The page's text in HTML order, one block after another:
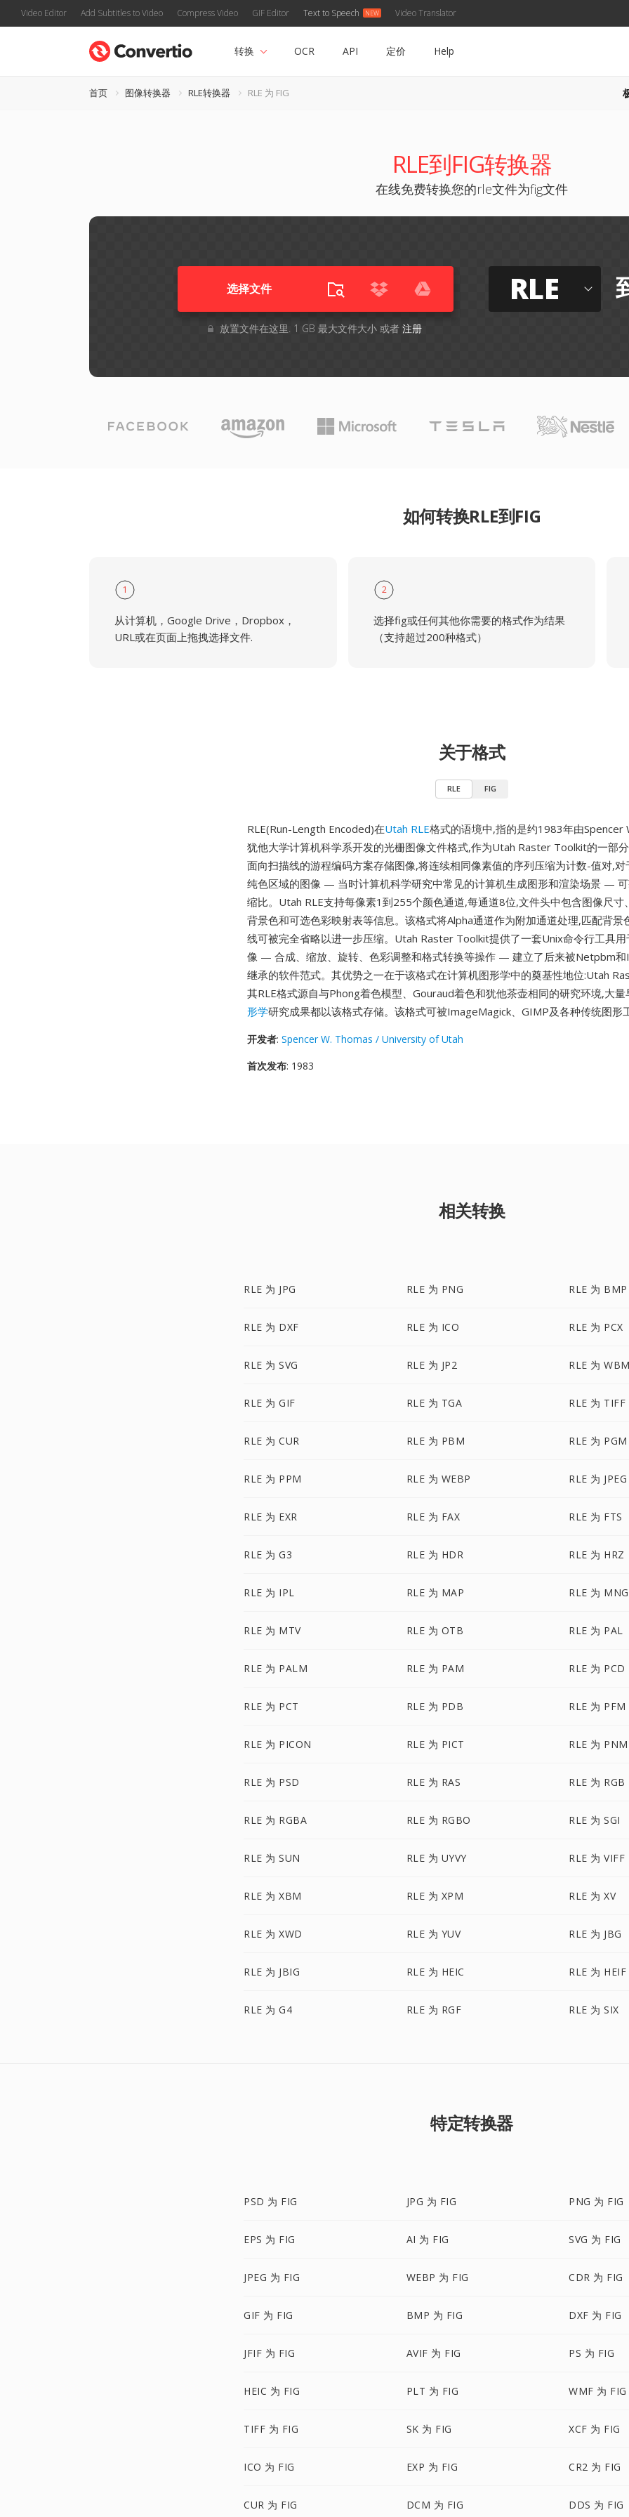
Video Editor Add Subtitles to Video Compress Video GIF Editor Text to Speech Video Translator
转换 OCR API 定价 Help
首页 图像转换器 RLE转换器 RLE 为 FIG
RLE到FIG转换器
在线免费转换您的rle文件为fig文件
选择文件
放置文件在这里. 1 GB 最大文件大小 或者 注册
RLE
如何转换RLE到FIG
1
从计算机，Google Drive，Dropbox，
URL或在页面上拖拽选择文件.
2
选择fig或任何其他你需要的格式作为结果
（支持超过200种格式）
关于格式
RLE FIG
RLE(Run-Length Encoded)在Utah RLE格式的语境中,指的是约1983年由Spencer
犹他大学计算机科学系开发的光栅图像文件格式,作为Utah Raster Toolkit的一部
面向扫描线的游程编码方案存储图像,将连续相同像素值的序列压缩为计数-值对,
纯色区域的图像 — 当时计算机科学研究中常见的计算机生成图形和渲染场景 —
缩比。Utah RLE支持每像素1到255个颜色通道,每通道8位,文件头中包含图像尺寸
背景色和可选色彩映射表等信息。该格式将Alpha通道作为附加通道处理,匹配背景
线可被完全省略以进一步压缩。Utah Raster Toolkit提供了一套Unix命令行工具用
像 — 合成、缩放、旋转、色彩调整和格式转换等操作 — 建立了后来被Netpbm
继承的软件范式。其优势之一在于该格式在计算机图形学中的奠基性地位:Utah
其RLE格式源自与Phong着色模型、Gouraud着色和犹他茶壶相同的研究环境,大量
形学研究成果都以该格式存储。该格式可被ImageMagick、GIMP及各种传统图形
开发者: Spencer W. Thomas / University of Utah
首次发布: 1983
相关转换
RLE 为 JPG RLE 为 PNG RLE 为 BMP
RLE 为 DXF RLE 为 ICO RLE 为 PCX
RLE 为 SVG RLE 为 JP2 RLE 为
RLE 为 GIF RLE 为 TGA RLE 为 TIFF
RLE 为 CUR RLE 为 PBM RLE 为 PGM
RLE 为 PPM RLE 为 WEBP RLE 为 JPEG
RLE 为 EXR RLE 为 FAX RLE 为 FTS
RLE 为 G3 RLE 为 HDR RLE 为 HRZ
RLE 为 IPL RLE 为 MAP RLE 为 MNG
RLE 为 MTV RLE 为 OTB RLE 为 PAL
RLE 为 PALM RLE 为 PAM RLE 为 PCD
RLE 为 PCT RLE 为 PDB RLE 为 PFM
RLE 为 PICON RLE 为 PICT RLE 为 PNM
RLE 为 PSD RLE 为 RAS RLE 为 RGB
RLE 为 RGBA RLE 为 RGBO RLE 为 SGI
RLE 为 SUN RLE 为 UYVY RLE 为 VIFF
RLE 为 XBM RLE 为 XPM RLE 为 XV
RLE 为 XWD RLE 为 YUV RLE 为 JBG
RLE 为 JBIG RLE 为 HEIC RLE 为 HEIF
RLE 为 G4 RLE 为 RGF RLE 为 SIX
特定转换器
PSD 为 FIG JPG 为 FIG PNG 为 FIG
EPS 为 FIG AI 为 FIG SVG 为 FIG
JPEG 为 FIG WEBP 为 FIG CDR 为 FIG
GIF 为 FIG BMP 为 FIG DXF 为 FIG
JFIF 为 FIG AVIF 为 FIG PS 为 FIG
HEIC 为 FIG PLT 为 FIG WMF 为 FIG
TIFF 为 FIG SK 为 FIG XCF 为 FIG
ICO 为 FIG EXP 为 FIG CR2 为 FIG
CUR 为 FIG DCM 为 FIG DDS 为 FIG